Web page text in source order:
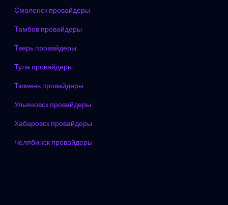
Смоленск провайдеры
Тамбов провайдеры
Тверь провайдеры
Тула провайдеры
Тюмень провайдеры
Ульяновск провайдеры
Хабаровск провайдеры
Челябинск провайдеры